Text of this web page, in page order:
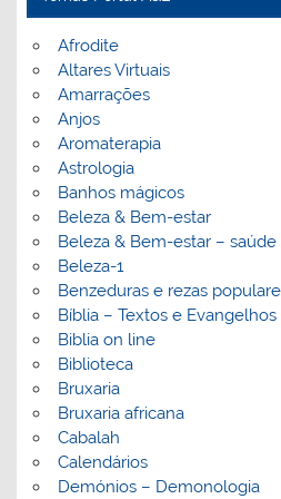
Afrodite
Altares Virtuais
Amarrações
Anjos
Aromaterapia
Astrologia
Banhos mágicos
Beleza & Bem-estar
Beleza & Bem-estar – saúde
Beleza-1
Benzeduras e rezas
Bíblia – Textos e Evangelhos
Biblia on line
Biblioteca
Bruxaria
Bruxaria africana
Cabalah
Calendários
Demónios – Demonologia